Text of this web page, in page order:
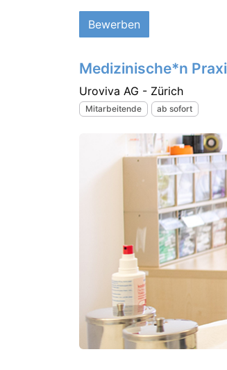
Bewerben
Medizinische*n
Uroviva AG - Zürich
Mitarbeitende ab sofort